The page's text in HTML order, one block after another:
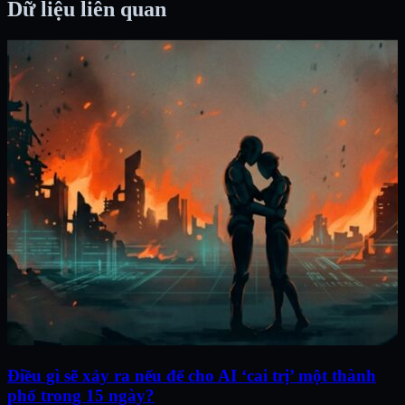
Dữ liệu liên quan
Điều gì sẽ xảy ra nếu để cho AI ‘cai trị’ một thành
phố trong 15 ngày?